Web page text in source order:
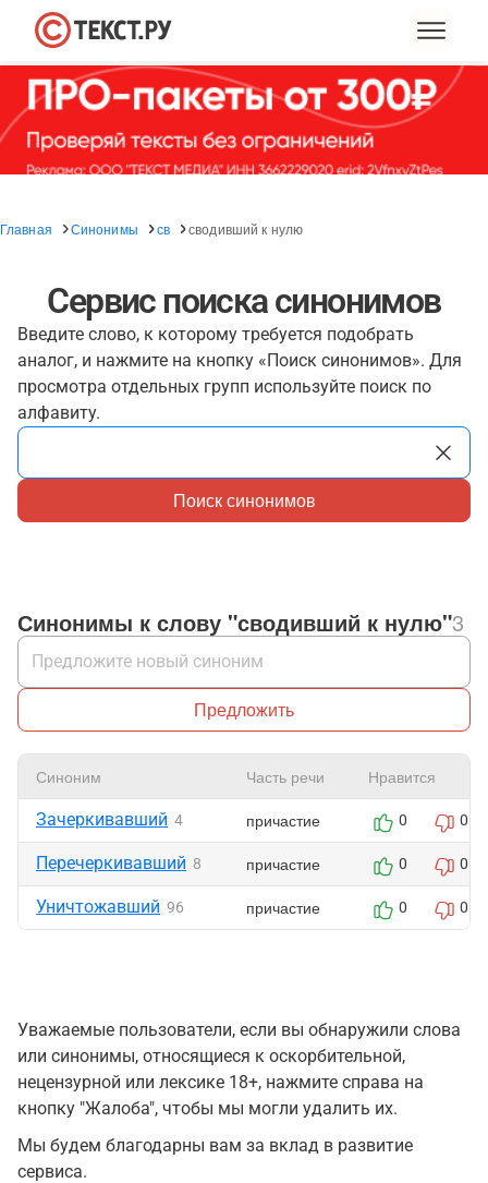
Главная Синонимы св сводивший к нулю
Сервис поиска синонимов
Введите слово, к которому требуется подобрать
аналог, и нажмите на кнопку «Поиск синонимов». Для
просмотра отдельных групп используйте поиск по
алфавиту.
Поиск синонимов
Синонимы к слову "сводивший к нулю"3
Предложить
Синоним Часть речи Нравится
Зачеркивавший 4 причастие 0 0
Перечеркивавший 8 причастие 0 0
Уничтожавший 96 причастие 0 0
Уважаемые пользователи, если вы обнаружили слова
или синонимы, относящиеся к оскорбительной,
нецензурной или лексике 18+, нажмите справа на
кнопку "Жалоба", чтобы мы могли удалить их.
Мы будем благодарны вам за вклад в развитие
сервиса.